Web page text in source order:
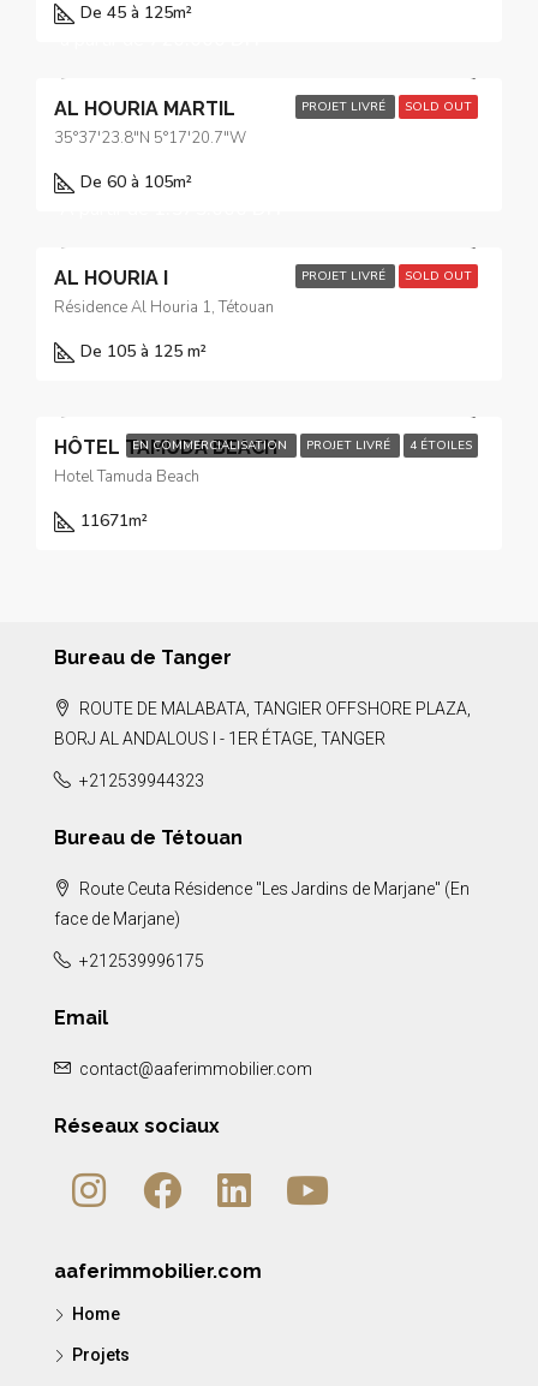
De 45 à 125m²
PROJET LIVRÉ SOLD OUT
AL HOURIA MARTIL
35°37'23.8"N 5°17'20.7"W
De 60 à 105m²
PROJET LIVRÉ SOLD OUT
AL HOURIA I
Résidence Al Houria 1, Tétouan
De 105 à 125 m²
EN COMMERCIALISATION PROJET LIVRÉ 4 ÉTOILES
HÔTEL TAMUDA BEACH
Hotel Tamuda Beach
11671m²
Bureau de Tanger
ROUTE DE MALABATA, TANGIER OFFSHORE PLAZA,
BORJ AL ANDALOUS I - 1ER ÉTAGE, TANGER
+212539944323
Bureau de Tétouan
Route Ceuta Résidence "Les Jardins de Marjane" (En
face de Marjane)
+212539996175
Email
contact@aaferimmobilier.com
Réseaux sociaux
aaferimmobilier.com
Home
Projets